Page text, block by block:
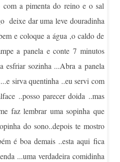
com a pimenta do reino e o sal
deixe dar uma leve douradinha
e coloque a água ,o caldo de
a panela e conte 7 minutos
esfriar sozinha ...Abra a panela
sirva quentinha ..eu servi com
..posso parecer doida ..mas
faz lembrar uma sopinha que
do sono..depois te mostro
é boa demais ..esta aqui fica
...uma verdadeira comidinha